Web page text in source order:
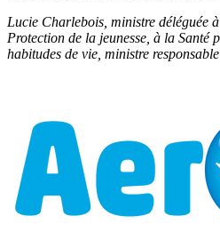
Lucie Charlebois, ministre déléguée
Protection de la jeunesse, à la Santé
habitudes de vie, ministre